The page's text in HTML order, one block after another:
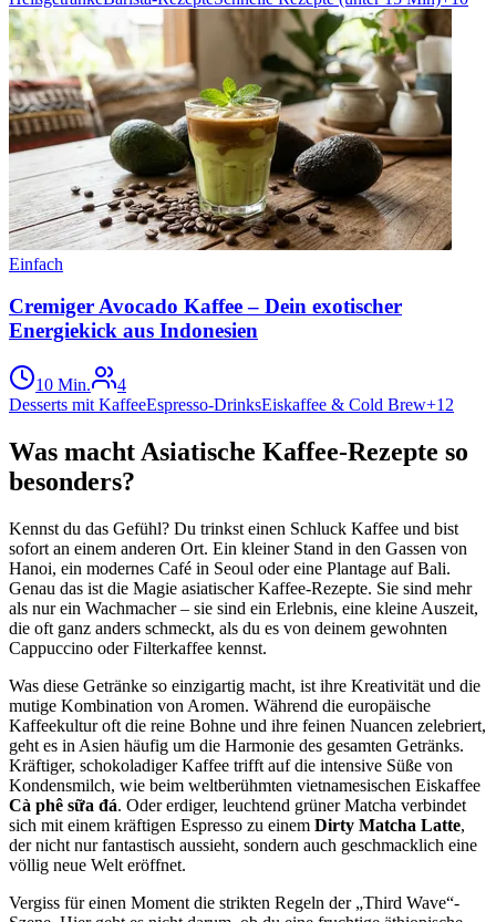
Einfach
Cremiger Avocado Kaffee – Dein exotischer
Energiekick aus Indonesien
10 Min.
4
Desserts mit KaffeeEspresso-DrinksEiskaffee & Cold Brew+12
Was macht Asiatische Kaffee-Rezepte so
besonders?
Kennst du das Gefühl? Du trinkst einen Schluck Kaffee und bist
sofort an einem anderen Ort. Ein kleiner Stand in den Gassen von
Hanoi, ein modernes Café in Seoul oder eine Plantage auf Bali.
Genau das ist die Magie asiatischer Kaffee-Rezepte. Sie sind mehr
als nur ein Wachmacher – sie sind ein Erlebnis, eine kleine Auszeit,
die oft ganz anders schmeckt, als du es von deinem gewohnten
Cappuccino oder Filterkaffee kennst.
Was diese Getränke so einzigartig macht, ist ihre Kreativität und die
mutige Kombination von Aromen. Während die europäische
Kaffeekultur oft die reine Bohne und ihre feinen Nuancen zelebriert,
geht es in Asien häufig um die Harmonie des gesamten Getränks.
Kräftiger, schokoladiger Kaffee trifft auf die intensive Süße von
Kondensmilch, wie beim weltberühmten vietnamesischen Eiskaffee
Cà phê sữa đá. Oder erdiger, leuchtend grüner Matcha verbindet
sich mit einem kräftigen Espresso zu einem Dirty Matcha Latte,
der nicht nur fantastisch aussieht, sondern auch geschmacklich eine
völlig neue Welt eröffnet.
Vergiss für einen Moment die strikten Regeln der „Third Wave“-